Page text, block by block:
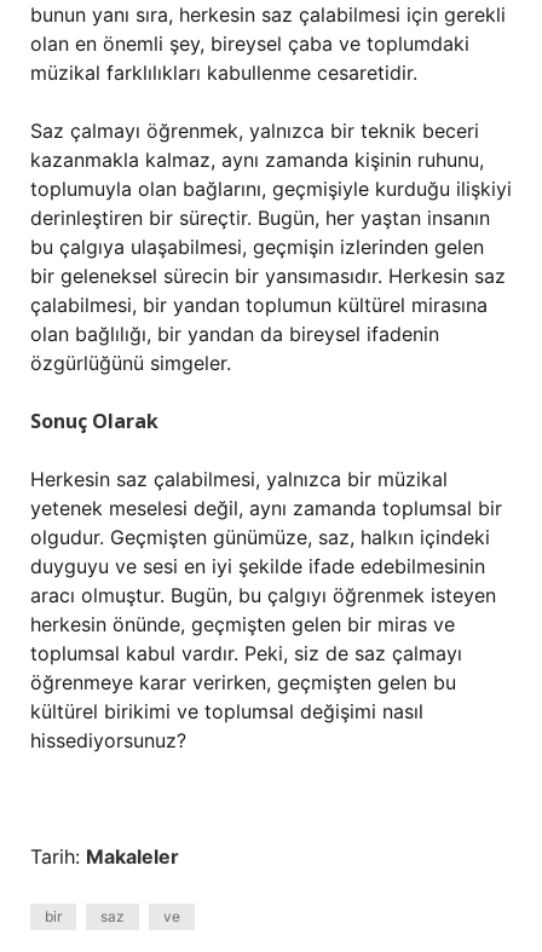
bunun yanı sıra, herkesin saz çalabilmesi için gerekli
olan en önemli şey, bireysel çaba ve toplumdaki
müzikal farklılıkları kabullenme cesaretidir.
Saz çalmayı öğrenmek, yalnızca bir teknik beceri
kazanmakla kalmaz, aynı zamanda kişinin ruhunu,
toplumuyla olan bağlarını, geçmişiyle kurduğu ilişkiyi
derinleştiren bir süreçtir. Bugün, her yaştan insanın
bu çalgıya ulaşabilmesi, geçmişin izlerinden gelen
bir geleneksel sürecin bir yansımasıdır. Herkesin saz
çalabilmesi, bir yandan toplumun kültürel mirasına
olan bağlılığı, bir yandan da bireysel ifadenin
özgürlüğünü simgeler.
Sonuç Olarak
Herkesin saz çalabilmesi, yalnızca bir müzikal
yetenek meselesi değil, aynı zamanda toplumsal bir
olgudur. Geçmişten günümüze, saz, halkın içindeki
duyguyu ve sesi en iyi şekilde ifade edebilmesinin
aracı olmuştur. Bugün, bu çalgıyı öğrenmek isteyen
herkesin önünde, geçmişten gelen bir miras ve
toplumsal kabul vardır. Peki, siz de saz çalmayı
öğrenmeye karar verirken, geçmişten gelen bu
kültürel birikimi ve toplumsal değişimi nasıl
hissediyorsunuz?
Tarih: Makaleler
bir saz ve